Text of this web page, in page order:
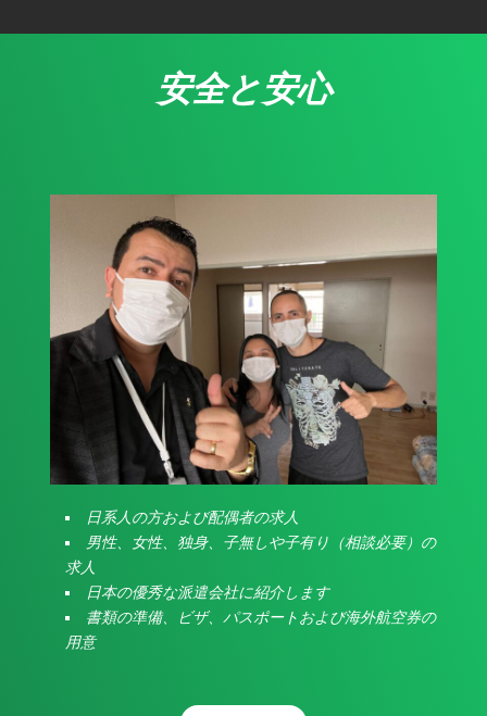
安全と安心
日系人の方および配偶者の求人
男性、女性、独身、子無しや子有り（相談必要）の
求人
日本の優秀な派遣会社に紹介します
書類の準備、ビザ、パスポートおよび海外航空券の
用意